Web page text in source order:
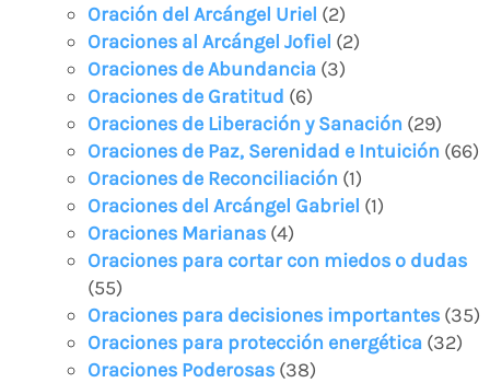
Oración del Arcángel Uriel (2)
Oraciones al Arcángel Jofiel (2)
Oraciones de Abundancia (3)
Oraciones de Gratitud (6)
Oraciones de Liberación y Sanación (29)
Oraciones de Paz, Serenidad e Intuición (66)
Oraciones de Reconciliación (1)
Oraciones del Arcángel Gabriel (1)
Oraciones Marianas (4)
Oraciones para cortar con miedos o dudas
(55)
Oraciones para decisiones importantes (35)
Oraciones para protección energética (32)
Oraciones Poderosas (38)